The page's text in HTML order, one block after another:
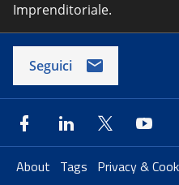
Imprenditoriale.
Seguici
About Tags Privacy &